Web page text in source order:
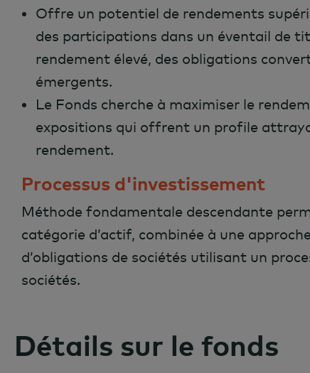
Offre un potentiel de rendements
des participations dans un éventail de
rendement élevé, des obligations
émergents.
Le Fonds cherche à maximiser le
expositions qui offrent un profile
rendement.
Processus d'investissement
Méthode fondamentale descendante
catégorie d’actif, combinée à une
d’obligations de sociétés utilisant un
sociétés.
Détails sur le fonds